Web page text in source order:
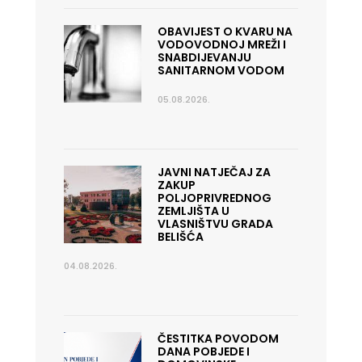
OBAVIJEST O KVARU NA
VODOVODNOJ MREŽI I
SNABDIJEVANJU
SANITARNOM VODOM
05.08.2026.
JAVNI NATJEČAJ ZA
ZAKUP
POLJOPRIVREDNOG
ZEMLJIŠTA U
VLASNIŠTVU GRADA
BELIŠĆA
04.08.2026.
ČESTITKA POVODOM
DANA POBJEDE I